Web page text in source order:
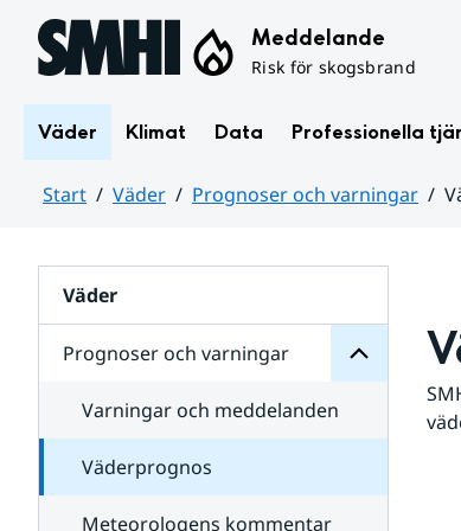
Hoppa till sidans innehåll Meddelande
Risk för skogsbrand
Väder Klimat Data Professionella
Start Väder Prognoser och varningar
Väder
Prognoser och varningar
för
varningar
Varningar och meddelanden
Väderprognos
Meteorologens kommentar